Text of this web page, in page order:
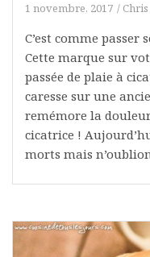
1 novembre, 2017 Chris
C’est comme
Cette marque sur
passée de plaie à
caresse sur une
remémore la
cicatrice !
morts mais